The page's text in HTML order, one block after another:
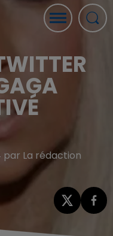
par La rédaction